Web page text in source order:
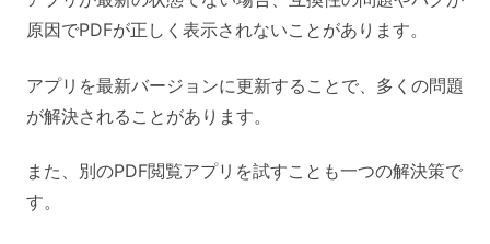
原因でPDFが正しく表示されないことがあります。
アプリを最新バージョンに更新することで、多くの問題
が解決されることがあります。
また、別のPDF閲覧アプリを試すことも一つの解決策で
す。